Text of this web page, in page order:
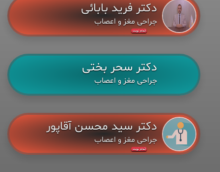
دکتر فرید بابائی
جراحی مغز و اعصاب
اتمام نوبت
دکتر سحر بختی
جراحی مغز و اعصاب
دکتر سید محسن آقاپور
جراحی مغز و اعصاب
اتمام نوبت